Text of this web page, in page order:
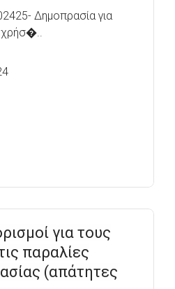
Δημοπρασία για
για τους
παραλίες
(απάτητες